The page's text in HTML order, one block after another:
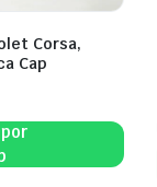
Corsa,
Cap